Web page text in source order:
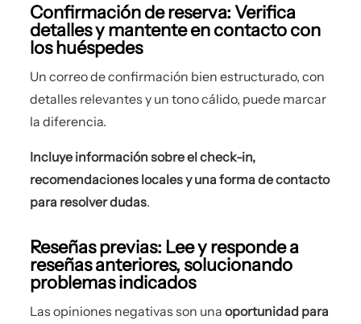
Confirmación de reserva: Verifica
detalles y mantente en contacto con
los huéspedes
Un correo de confirmación bien estructurado, con
detalles relevantes y un tono cálido, puede marcar
la diferencia.
Incluye información sobre el check-in,
recomendaciones locales y una forma de contacto
para resolver dudas.
Reseñas previas: Lee y responde a
reseñas anteriores, solucionando
problemas indicados
Las opiniones negativas son unaoportunidad para